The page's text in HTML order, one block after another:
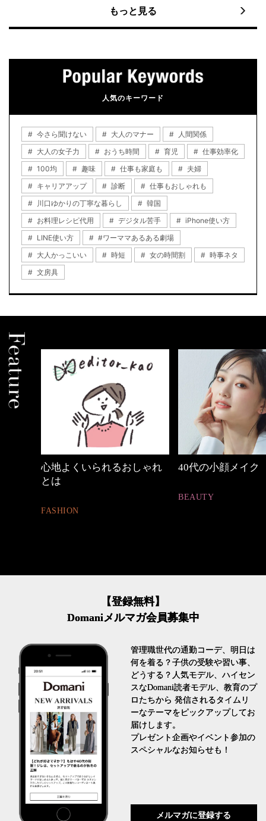
もっと見る
人気のキーワード
今さら聞けない 大人のマナー
人間関係
大人の女子力
おうち時間 育児
仕事効率化
100均
趣味 仕事も家庭も
夫婦
キャリアアップ
診断
仕事もおしゃれも
川口ゆかりの丁寧な暮らし
韓国
お料理レシピ代用
デジタル苦手
iPhone使い方
LINE使い方
#ワーママあるある劇場
大人かっこいい
時短 女の時間割
時事ネタ
文房具
心地よくいられるおしゃれ
とは
FASHION
40代の小顔メイク
BEAUTY
【登録無料】
Domaniメルマガ会員募集中
管理職世代の通勤コーデ、明日は
何を着る？子供の受験や習い事、
どうする？人気モデル、ハイセン
スなDomani読者モデル、教育のプ
ロたちから 発信されるタイムリ
ーなテーマをピックアップしてお
届けします。
プレゼント企画やイベント参加の
スペシャルなお知らせも！
メルマガに登録する